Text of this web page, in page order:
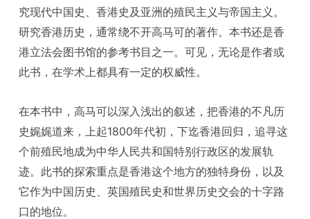
究现代中国史、香港史及亚洲的殖民主义与帝国主义。
研究香港历史，通常绕不开高马可的著作。本书还是香
港立法会图书馆的参考书目之一。可见，无论是作者或
此书，在学术上都具有一定的权威性。
在本书中，高马可以深入浅出的叙述，把香港的不凡历
史娓娓道来，上起1800年代初，下迄香港回归，追寻这
个前殖民地成为中华人民共和国特别行政区的发展轨
迹。此书的探索重点是香港这个地方的独特身份，以及
它作为中国历史、英国殖民史和世界历史交会的十字路
口的地位。